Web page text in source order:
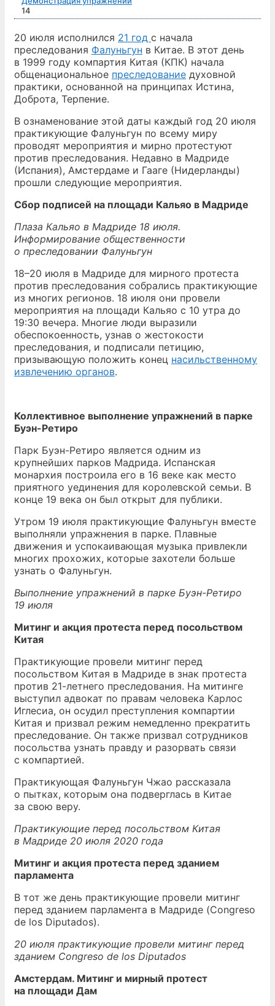
14
20 июля исполнился 21 год с начала
преследования Фалуньгун в Китае. В этот день
в 1999 году компартия Китая (КПК) начала
общенациональное преследование духовной
практики, основанной на принципах Истина,
Доброта, Терпение.
В ознаменование этой даты каждый год 20 июля
практикующие Фалуньгун по всему миру
проводят мероприятия и мирно протестуют
против преследования. Недавно в Мадриде
(Испания), Амстердаме и Гааге (Нидерланды)
прошли следующие мероприятия.
Сбор подписей на площади Кальяо в Мадриде
Плаза Кальяо в Мадриде 18 июля.
Информирование общественности
о преследовании Фалуньгун
18–20 июля в Мадриде для мирного протеста
против преследования собрались практикующие
из многих регионов. 18 июля они провели
мероприятия на площади Кальяо с 10 утра до
19:30 вечера. Многие люди выразили
обеспокоенность, узнав о жестокости
преследования, и подписали петицию,
призывающую положить конец насильственному
извлечению органов.
Коллективное выполнение упражнений в парке
Буэн-Ретиро
Парк Буэн-Ретиро является одним из
крупнейших парков Мадрида. Испанская
монархия построила его в 16 веке как место
приятного уединения для королевской семьи. В
конце 19 века он был открыт для публики.
Утром 19 июля практикующие Фалуньгун вместе
выполняли упражнения в парке. Плавные
движения и успокаивающая музыка привлекли
многих прохожих, которые захотели больше
узнать о Фалуньгун.
Выполнение упражнений в парке Буэн-Ретиро
19 июля
Митинг и акция протеста перед посольством
Китая
Практикующие провели митинг перед
посольством Китая в Мадриде в знак протеста
против 21-летнего преследования. На митинге
выступил адвокат по правам человека Карлос
Иглесиа, он осудил преступления компартии
Китая и призвал режим немедленно прекратить
преследование. Он также призвал сотрудников
посольства узнать правду и разорвать связи
с компартией.
Практикующая Фалуньгун Чжао рассказала
о пытках, которым она подверглась в Китае
за свою веру.
Практикующие перед посольством Китая
в Мадриде 20 июля 2020 года
Митинг и акция протеста перед зданием
парламента
В тот же день практикующие провели митинг
перед зданием парламента в Мадриде (Congreso
de los Diputados).
20 июля практикующие провели митинг перед
зданием Congreso de los Diputados
Амстердам. Митинг и мирный протест
на площади Дам